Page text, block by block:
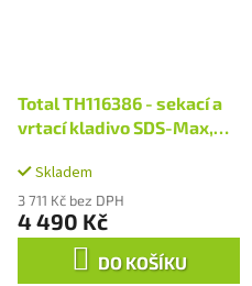
Total TH116386 - sekací a
vrtací kladivo SDS-Max,
Skladem
3 711 Kč bez DPH
4 490 Kč
DO KOŠÍKU